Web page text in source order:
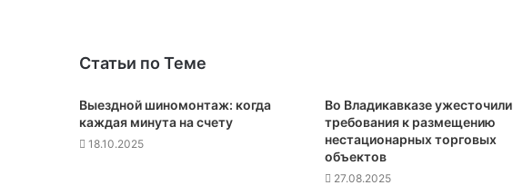
Статьи по Теме
Выездной шиномонтаж: когда
каждая минута на счету
18.10.2025
Во Владикавказе ужесточили
требования к размещению
нестационарных торговых
объектов
27.08.2025